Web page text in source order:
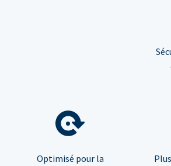
Optimisé pour la